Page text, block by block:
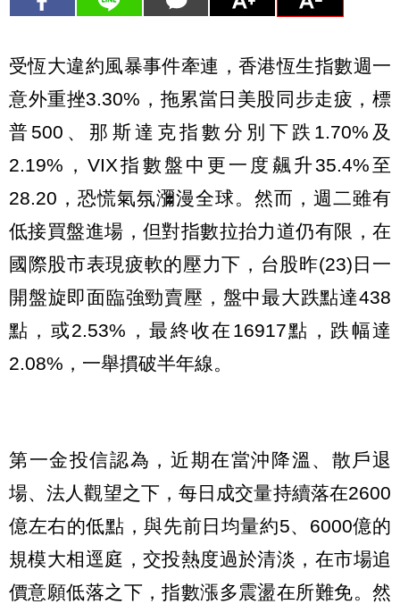
受恆大違約風暴事件牽連，香港恆生指數週一
意外重挫3.30%，拖累當日美股同步走疲，標
普500、那斯達克指數分別下跌1.70%及
2.19%，VIX指數盤中更一度飆升35.4%至
28.20，恐慌氣氛瀰漫全球。然而，週二雖有
低接買盤進場，但對指數拉抬力道仍有限，在
國際股市表現疲軟的壓力下，台股昨(23)日一
開盤旋即面臨強勁賣壓，盤中最大跌點達438
點，或2.53%，最終收在16917點，跌幅達
2.08%，一舉摜破半年線。
第一金投信認為，近期在當沖降溫、散戶退
場、法人觀望之下，每日成交量持續落在2600
億左右的低點，與先前日均量約5、6000億的
規模大相逕庭，交投熱度過於清淡，在市場追
價意願低落之下，指數漲多震盪在所難免。然